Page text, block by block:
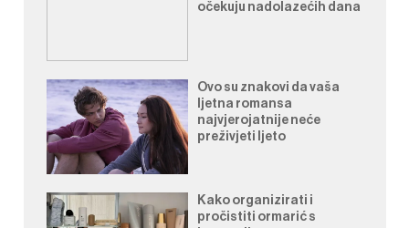
očekuju nadolazećih dana
Ovo su znakovi da vaša
ljetna romansa
najvjerojatnije neće
preživjeti ljeto
Kako organizirati i
pročistiti ormarić s